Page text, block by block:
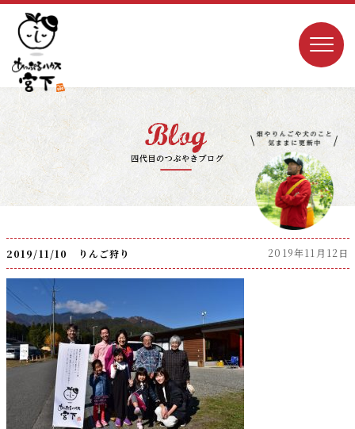
2019/11/10 りんご狩り 2019年11月12日